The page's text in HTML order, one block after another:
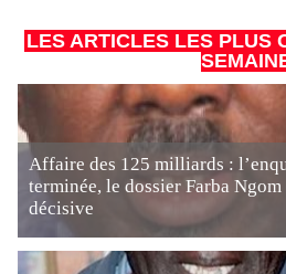
LES ARTICLES LES PLUS
Affaire des 125 milliards :
terminée, le dossier Farba Ngom
décisive